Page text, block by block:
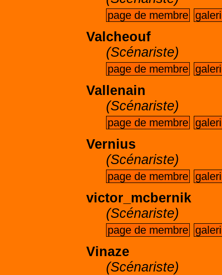
page de membre
Valcheouf
(Scénariste)
page de membre
Vallenain
(Scénariste)
page de membre
Vernius
(Scénariste)
page de membre
victor_mcbernik
(Scénariste)
page de membre
Vinaze
(Scénariste)